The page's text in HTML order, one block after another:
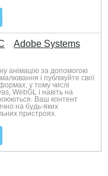
Adobe Systems
анімацію за допомогою
і публікуйте свої
у тому числі
WebGL і навіть на
Ваш контент
на будь-яких
пристроях.